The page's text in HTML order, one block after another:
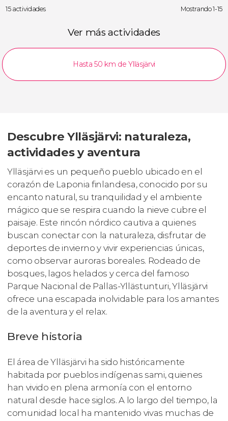
15 actividades Mostrando 1-15
Ver más actividades
Hasta 50 km de Ylläsjärvi
Descubre Ylläsjärvi: naturaleza,
actividades y aventura
Ylläsjärvi es un pequeño pueblo ubicado en el
corazón de Laponia finlandesa, conocido por su
encanto natural, su tranquilidad y el ambiente
mágico que se respira cuando la nieve cubre el
paisaje. Este rincón nórdico cautiva a quienes
buscan conectar con la naturaleza, disfrutar de
deportes de invierno y vivir experiencias únicas,
como observar auroras boreales. Rodeado de
bosques, lagos helados y cerca del famoso
Parque Nacional de Pallas-Yllästunturi, Ylläsjärvi
ofrece una escapada inolvidable para los amantes
de la aventura y el relax.
Breve historia
El área de Ylläsjärvi ha sido históricamente
habitada por pueblos indígenas sami, quienes
han vivido en plena armonía con el entorno
natural desde hace siglos. A lo largo del tiempo, la
comunidad local ha mantenido vivas muchas de